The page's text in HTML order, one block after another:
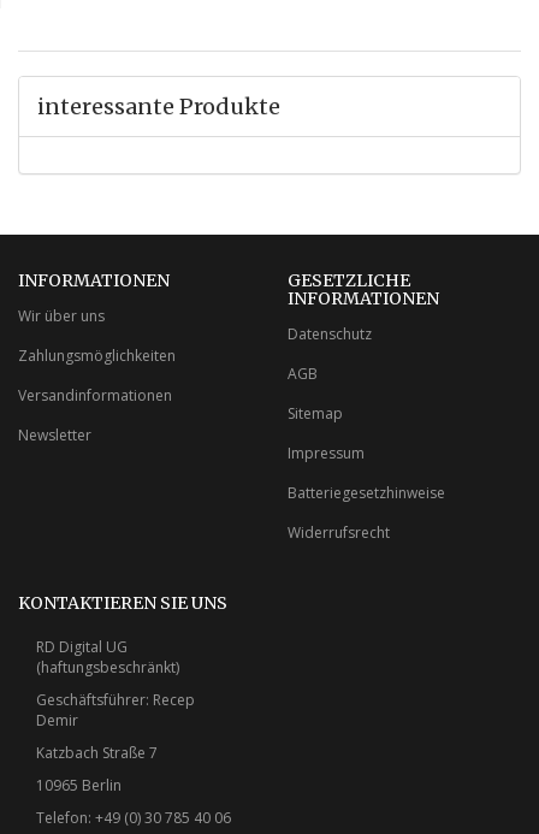
interessante Produkte
INFORMATIONEN
Wir über uns
Zahlungsmöglichkeiten
Versandinformationen
Newsletter
GESETZLICHE
INFORMATIONEN
Datenschutz
AGB
Sitemap
Impressum
Batteriegesetzhinweise
Widerrufsrecht
KONTAKTIEREN SIE UNS
RD Digital UG
(haftungsbeschränkt)
Geschäftsführer: Recep
Demir
Katzbach Straße 7
10965 Berlin
Telefon: +49 (0) 30 785 40 06